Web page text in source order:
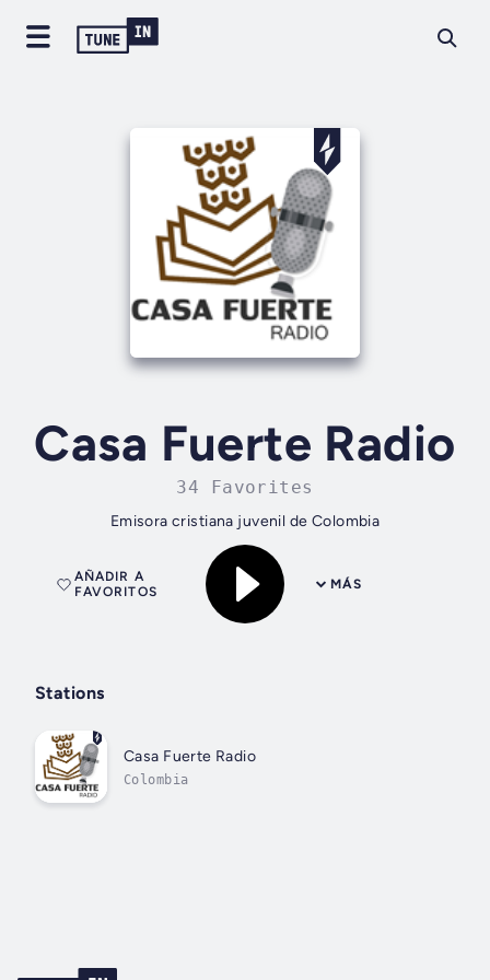
Casa Fuerte Radio
34 Favorites
Emisora cristiana juvenil de Colombia
MÁS
AÑADIR A
FAVORITOS
Stations
Casa Fuerte Radio
Colombia